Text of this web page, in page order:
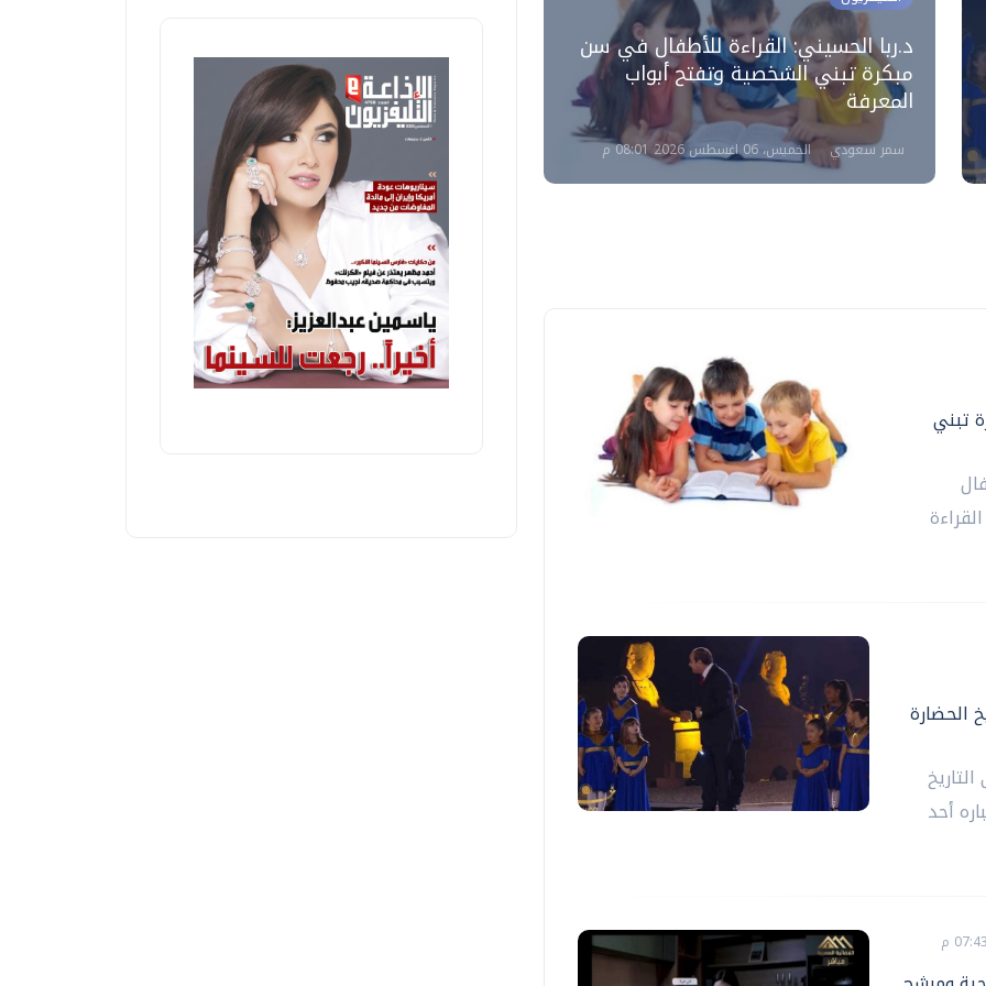
باحث سياسي: سلاح مضيق هرمز يمنح
إيران نصرًا استراتيجيًا
مها عبد القادر
د.ربا الحسيني: القراءة للأطفال في سن
مبكرة تبني الشخصية وتفتح أبواب
المعرفة
سمر سعودي الخميس، 06 اغسطس 2026 08:01 م
تبني
الحضارة
أحد